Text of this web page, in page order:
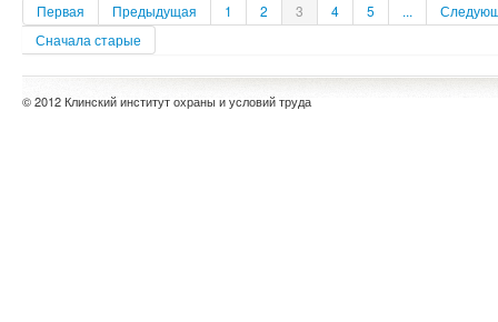
Первая Предыдущая 1 2 3 4 5 ...
Сначала старые
© 2012 Клинский институт охраны и условий труда